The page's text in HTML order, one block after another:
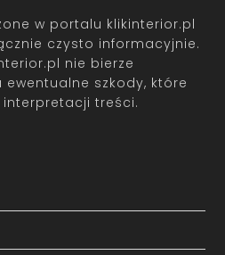
w portalu klikinterior.pl
czysto informacyjnie.
nie bierze
szkody, które
interpretacji treści.